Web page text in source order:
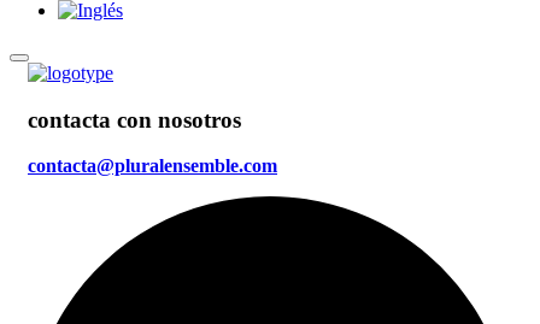
contacta con nosotros
contacta@pluralensemble.com